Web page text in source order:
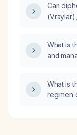
Can
a urine
What is
and
What is
regimen